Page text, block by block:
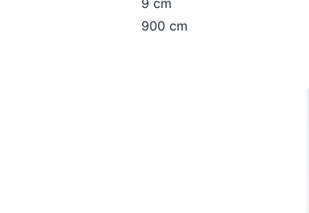
9 cm
900 cm